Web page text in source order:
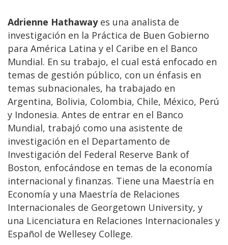
Adrienne Hathawayes una analista de
investigación en la Práctica de Buen Gobierno
para América Latina y el Caribe en el Banco
Mundial. En su trabajo, el cual está enfocado en
temas de gestión público, con un énfasis en
temas subnacionales, ha trabajado en
Argentina, Bolivia, Colombia, Chile, México, Perú
y Indonesia. Antes de entrar en el Banco
Mundial, trabajó como una asistente de
investigación en el Departamento de
Investigación del Federal Reserve Bank of
Boston, enfocándose en temas de la economía
internacional y finanzas. Tiene una Maestría en
Economía y una Maestría de Relaciones
Internacionales de Georgetown University, y
una Licenciatura en Relaciones Internacionales y
Español de Wellesey College.